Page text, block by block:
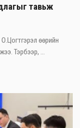
тавьж
өөрийн
Тэрбээр, ...